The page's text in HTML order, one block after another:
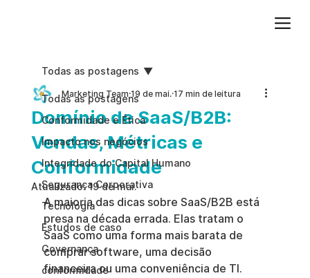
Todas as postagens
Conformidade e Ética
Impacto nos negócios
Integridade do Capital Humano
Segurança Corporativa
Tecnologia
Estudos de caso
Governança
conformidade
Todas as postagens
Domínio de SaaS/B2B:
Vendas, Métricas e
Conformidade
Marketing Team 19 de mai. 17 min de leitura
Atualizado:19 de mai.
A maioria das dicas sobre SaaS/B2B está
presa na década errada. Elas tratam o
SaaS como uma forma mais barata de
comprar software, uma decisão
financeira ou uma conveniência de TI.